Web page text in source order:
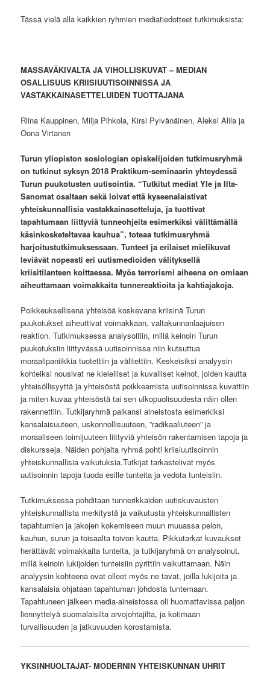
Tässä vielä alla kaikkien ryhmien mediatiedotteet tutkimuksista:
MASSAVÄKIVALTA JA VIHOLLISKUVAT – MEDIAN
OSALLISUUS KRIISIUUTISOINNISSA JA
VASTAKKAINASETTELUIDEN TUOTTAJANA
Riina Kauppinen, Milja Pihkola, Kirsi Pylvänäinen, Aleksi Alila ja
Oona Virtanen
Turun yliopiston sosiologian opiskelijoiden tutkimusryhmä
on tutkinut syksyn 2018 Praktikum-seminaarin yhteydessä
Turun puukotusten uutisointia. “Tutkitut mediat Yle ja Ilta-
Sanomat osaltaan sekä loivat että kyseenalaistivat
yhteiskunnallisia vastakkainasetteluja, ja tuottivat
tapahtumaan liittyviä tunneohjeita esimerkiksi välittämällä
käsinkosketeltavaa kauhua”, toteaa tutkimusryhmä
harjoitustutkimuksessaan. Tunteet ja erilaiset mielikuvat
leviävät nopeasti eri uutismedioiden välityksellä
kriisitilanteen koittaessa. Myös terrorismi aiheena on omiaan
aiheuttamaan voimakkaita tunnereaktioita ja kahtiajakoja.
Poikkeuksellisena yhteisöä koskevana kriisinä Turun
puukotukset aiheuttivat voimakkaan, valtakunnanlaajuisen
reaktion. Tutkimuksessa analysoitiin, millä keinoin Turun
puukotuksiin liittyvässä uutisoinnissa niin kutsuttua
moraalipaniikkia tuotettiin ja välitettiin. Keskeisiksi analyysin
kohteiksi nousivat ne kielelliset ja kuvalliset keinot, joiden kautta
yhteisöllisyyttä ja yhteisöstä poikkeamista uutisoinnissa kuvattiin
ja miten kuvaa yhteisöstä tai sen ulkopuolisuudesta näin ollen
rakennettiin. Tutkijaryhmä paikansi aineistosta esimerkiksi
kansalaisuuteen, uskonnollisuuteen, ”radikaaliuteen” ja
moraaliseen toimijuuteen liittyviä yhteisön rakentamisen tapoja ja
diskursseja. Näiden pohjalta ryhmä pohti kriisiuutisoinnin
yhteiskunnallisia vaikutuksia.Tutkijat tarkastelivat myös
uutisoinnin tapoja tuoda esille tunteita ja vedota tunteisiin.
Tutkimuksessa pohditaan tunnerikkaiden uutiskuvausten
yhteiskunnallista merkitystä ja vaikutusta yhteiskunnallisten
tapahtumien ja jakojen kokemiseen muun muuassa pelon,
kauhun, surun ja toisaalta toivon kautta. Pikkutarkat kuvaukset
herättävät voimakkaita tunteita, ja tutkijaryhmä on analysoinut,
millä keinoin lukijoiden tunteisiin pyrittiin vaikuttamaan. Näin
analyysin kohteena ovat olleet myös ne tavat, joilla lukijoita ja
kansalaisia ohjataan tapahtuman johdosta tuntemaan.
Tapahtuneen jälkeen media-aineistossa oli huomattavissa paljon
liennyttelyä suomalaisilta arvojohtajilta, ja kotimaan
turvallisuuden ja jatkuvuuden korostamista.
YKSINHUOLTAJAT- MODERNIN YHTEISKUNNAN UHRIT